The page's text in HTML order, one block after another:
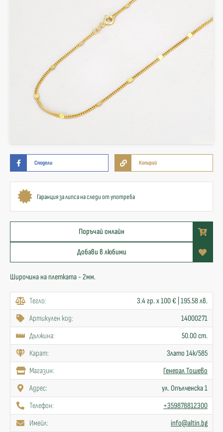
Сподели Копирай
Гаранция за липса на следи от употреба
Поръчай онлайн
Добави в любими
Широчина на плетката - 2мм.
Тегло:
3.4 гр. x 100 € | 195.58 лв.
Артикулен код:
14000271
Дължина:
50.00 cm.
Карат:
Злато 14к/585
Mагазин:
Генерал Тошево
Адрес:
ул. Опълченска 1
Телефон:
+359878812300
Имейл:
info@altin.bg